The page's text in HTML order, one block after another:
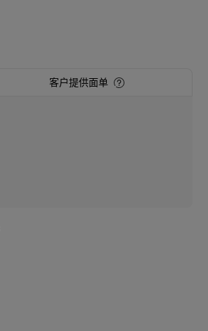
客户提供面单